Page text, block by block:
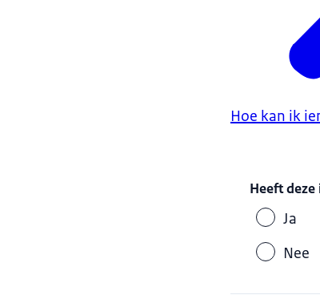
Hoe kan ik
Heeft
Ja
Nee